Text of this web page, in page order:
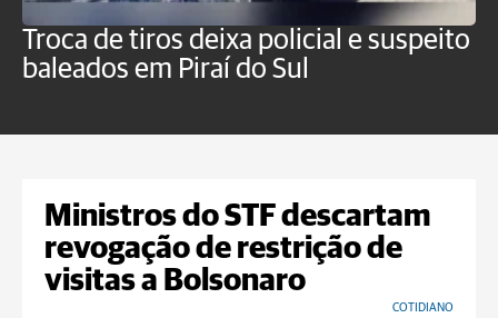
Troca de tiros deixa policial e suspeito
baleados em Piraí do Sul
Ministros do STF descartam
revogação de restrição de
visitas a Bolsonaro
COTIDIANO